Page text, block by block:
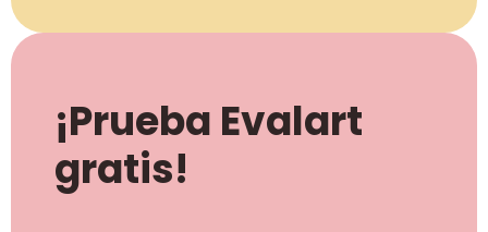
¡Prueba Evalart
gratis!